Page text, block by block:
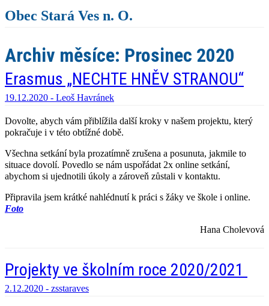
Obec Stará Ves n. O.
Archiv měsíce: Prosinec 2020
Erasmus „NECHTE HNĚV STRANOU“
19.12.2020 - Leoš Havránek
Dovolte, abych vám přiblížila další kroky v našem projektu, který
pokračuje i v této obtížné době.
Všechna setkání byla prozatímně zrušena a posunuta, jakmile to
situace dovolí. Povedlo se nám uspořádat 2x online setkání,
abychom si ujednotili úkoly a zároveň zůstali v kontaktu.
Připravila jsem krátké nahlédnutí k práci s žáky ve škole i online.
Foto
Hana Cholevová
Projekty ve školním roce 2020/2021
2.12.2020 - zsstaraves